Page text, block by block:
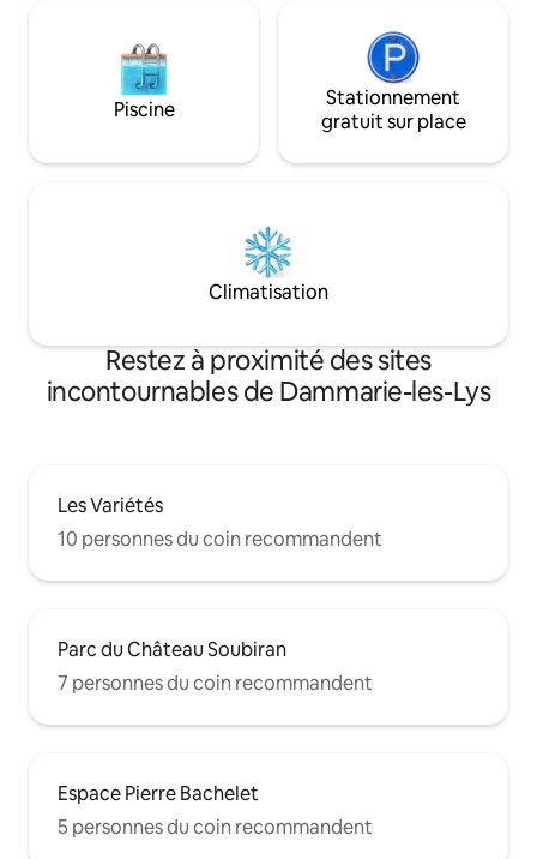
Piscine
Stationnement
gratuit sur place
Climatisation
Restez à proximité des sites
incontournables de Dammarie-les-Lys
Les Variétés
10 personnes du coin recommandent
Parc du Château Soubiran
7 personnes du coin recommandent
Espace Pierre Bachelet
5 personnes du coin recommandent